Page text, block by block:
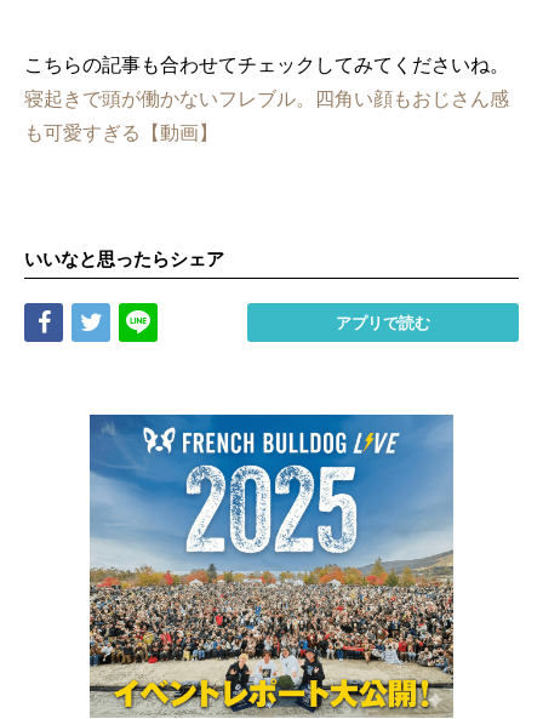
こちらの記事も合わせてチェックしてみてくださいね。
寝起きで頭が働かないフレブル。四角い顔もおじさん感
も可愛すぎる【動画】
いいなと思ったらシェア
Share Tweet アプリで読む